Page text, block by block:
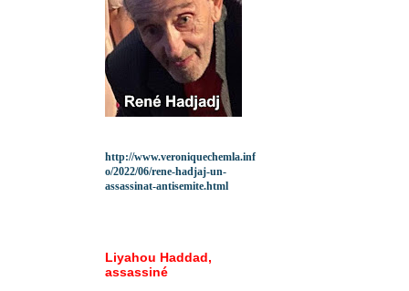
http://www.veroniquechemla.inf
o/2022/06/rene-hadjaj-un-
assassinat-antisemite.html
Liyahou Haddad,
assassiné